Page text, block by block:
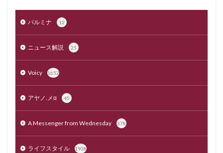
パルミナ 12
ニュース解説 25
Voicy 1652
アヤノ.メα 45
A Messenger from Wednesday 378
ライフスタイル 1938